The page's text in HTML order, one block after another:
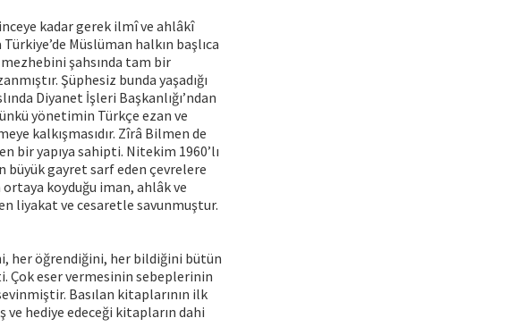
kadar gerek ilmî ve ahlâkî
Müslüman halkın başlıca
şahsında tam bir
Şüphesiz bunda yaşadığı
Diyanet İşleri Başkanlığı’ndan
yönetimin Türkçe ezan ve
kalkışmasıdır. Zîrâ Bilmen de
bir yapıya sahipti. Nitekim 1960’lı
büyük gayret sarf eden çevrelere
koyduğu iman, ahlâk ve
liyakat ve cesaretle savunmuştur.
her öğrendiğini, her bildiğini bütün
Çok eser vermesinin sebeplerinin
Basılan kitaplarının ilk
ve hediye edeceği kitapların dahi